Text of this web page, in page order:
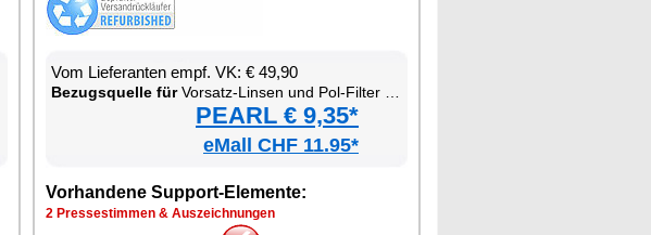
Vom Lie­fe­ran­ten empf. VK: € 49,90
Be­zugs­quel­le fürVor­satz-Lin­sen und Pol-Fil­ter für Smart­pho­ne
PEARL € 9,35*
eMall CHF 11.95*
Vor­han­de­ne Sup­port-Ele­men­te:
2 Pres­se­stim­men & Aus­zeich­nun­gen